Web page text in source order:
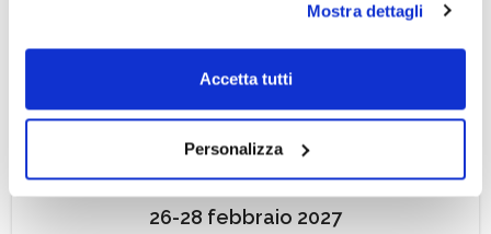
scelte privacy sui cookie, ti invitiamo a prendere visione
dell’informativa cookie.
Chiudendo il banner tramite la “X” prosegui la
dei soli cookie tecnici. Selezionando “Accetta tutti” presti
il tuo consenso alla profilazione che potrai revocare in
ogni momentoRevoca
Mostra dettagli
Accetta tutti
Personalizza
26-28 febbraio 2027